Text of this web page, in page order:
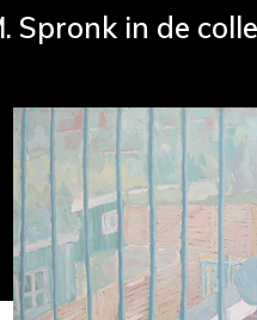
Spronk in de